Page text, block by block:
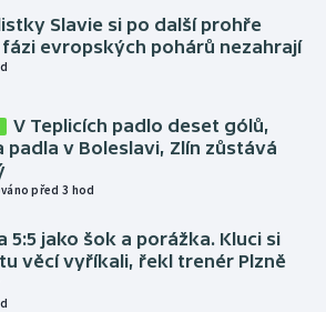
Slavie si po další prohře
fázi evropských pohárů nezahrají
V Teplicích padlo deset gólů,
padla v Boleslavi, Zlín zůstává
před 3 hod
5:5 jako šok a porážka. Kluci si
věcí vyříkali, řekl trenér Plzně